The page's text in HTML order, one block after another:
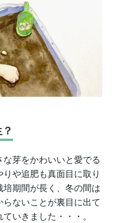
芽をかわいいと愛でる
や追肥も真面目に取り
期間が長く、冬の間は
ないことが裏目に出て
いきました・・・。